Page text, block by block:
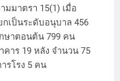
มมาตรา 15(1) เมื่อ
เป็นระดับอนุบาล 456
ษาตอนต้น 799 คน
าร 19 หลัง จำนวน 75
รโรง 5 คน